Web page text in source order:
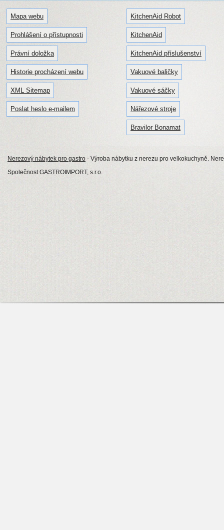
Mapa webu
Prohlášení o přístupnosti
Právní doložka
Historie procházení webu
XML Sitemap
Poslat heslo e-mailem
KitchenAid Robot
KitchenAid
KitchenAid příslušenství
Vakuové baličky
Vakuové sáčky
Nářezové stroje
Bravilor Bonamat
Nerezový nábytek pro gastro - Výroba nábytku z nerezu pro velkokuchyně.
Společnost GASTROIMPORT, s.r.o.